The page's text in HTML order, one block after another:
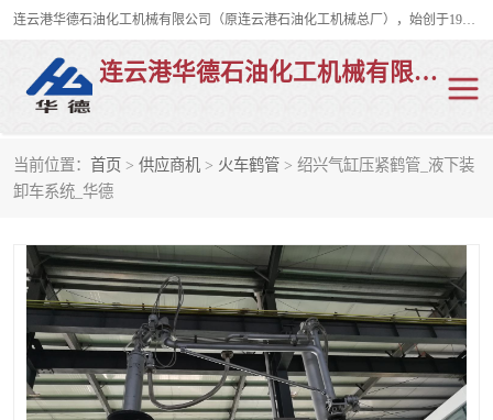
连云港华德石油化工机械有限公司（原连云港石油化工机械总厂），始创于1982年，是从事码头船用流体装卸臂、陆用流体装卸臂（鹤管）、活动梯、钢构平台、定量装车系统等全系列流体装卸设备的设计、制造、销售以及服务的专业供应商。
连云港华德石油化工机械有限公司
当前位置： 首页 > 供应商机 > 火车鹤管 > 绍兴气缸压紧鹤管_液下装
卸车系统_华德
陆用流体装卸臂
液氨鹤管 液氯鹤管
LNG鹤管 活动梯
平台栈桥 卸车鹤管
装车鹤管 输油臂